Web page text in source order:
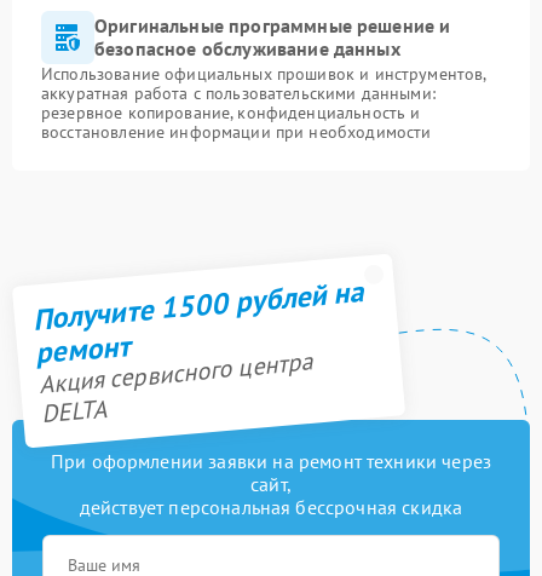
Оригинальные программные решение и
безопасное обслуживание данных
Использование официальных прошивок и инструментов,
аккуратная работа с пользовательскими данными:
резервное копирование, конфиденциальность и
восстановление информации при необходимости
Получите 1500 рублей на
ремонт
Акция сервисного центра
DELTA
При оформлении заявки на ремонт техники через
сайт,
действует персональная бессрочная скидка